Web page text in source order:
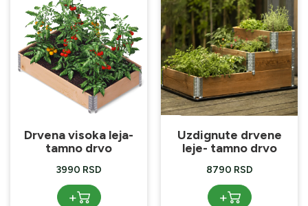
Drvena visoka leja-
tamno drvo
3990 RSD
+
Uzdignute drvene
leje- tamno drvo
8790 RSD
+